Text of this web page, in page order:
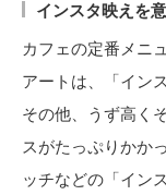
インスタ映えを
カフェの定番メニ
アートは、「イン
その他、うず高く
スがたっぷりかか
ッチなどの「イン